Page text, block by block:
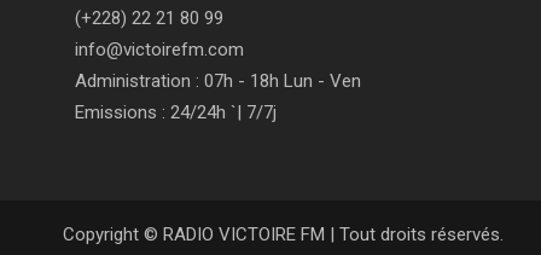
(+228) 22 21 80 99
info@victoirefm.com
Administration : 07h - 18h Lun - Ven
Emissions : 24/24h `| 7/7j
Copyright © RADIO VICTOIRE FM | Tout droits réservés.